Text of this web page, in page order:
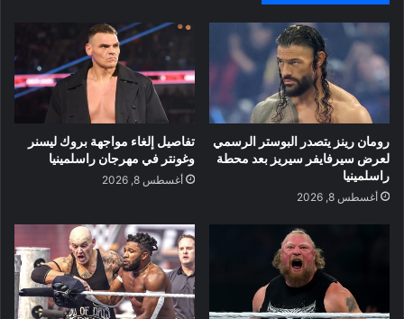
رومان رينز يتصدر البوستر الرسمي
لعرض سيرفايفر سيريز بعد محطة
راسلمينيا
أغسطس 8, 2026
تفاصيل إلغاء مواجهة بروك ليسنر
وغونتر في مهرجان راسلمينيا
أغسطس 8, 2026